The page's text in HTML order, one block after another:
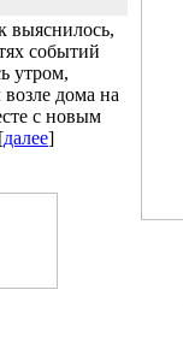
выяснилось,
событий
утром,
дома на
с новым
далее]